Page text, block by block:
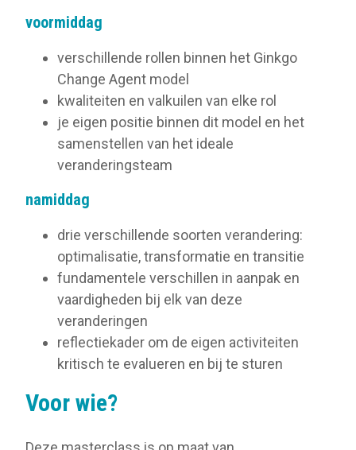
voormiddag
verschillende rollen binnen het Ginkgo
Change Agent model
kwaliteiten en valkuilen van elke rol
je eigen positie binnen dit model en het
samenstellen van het ideale
veranderingsteam
namiddag
drie verschillende soorten verandering:
optimalisatie, transformatie en transitie
fundamentele verschillen in aanpak en
vaardigheden bij elk van deze
veranderingen
reflectiekader om de eigen activiteiten
kritisch te evalueren en bij te sturen
Voor wie?